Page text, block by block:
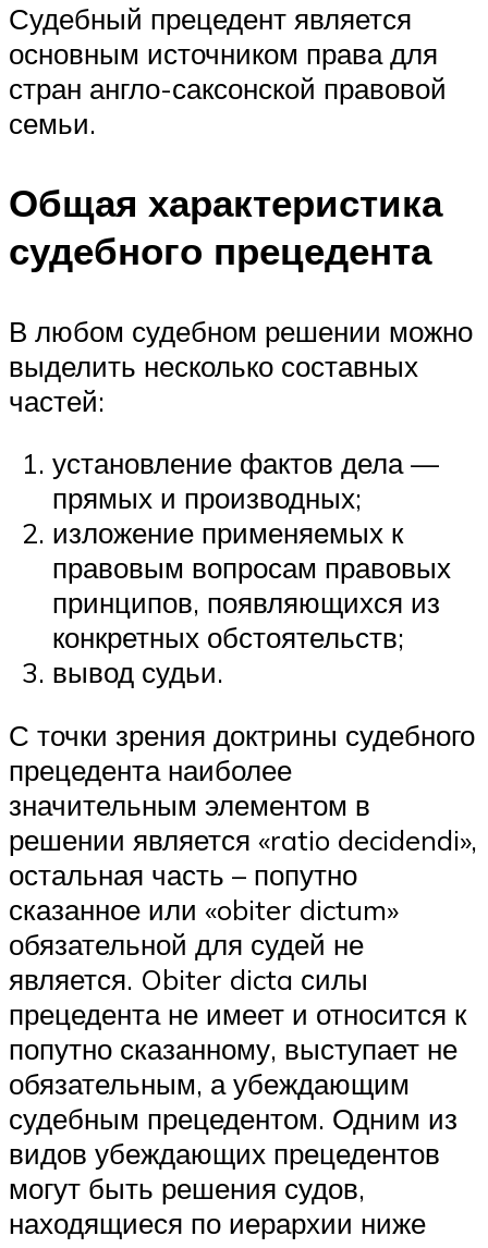
Судебный прецедент является
основным источником права для
стран англо-саксонской правовой
семьи.
Общая характеристика
судебного прецедента
В любом судебном решении можно
выделить несколько составных
частей:
установление фактов дела —
прямых и производных;
изложение применяемых к
правовым вопросам правовых
принципов, появляющихся из
конкретных обстоятельств;
вывод судьи.
С точки зрения доктрины судебного
прецедента наиболее
значительным элементом в
решении является «ratio decidendi»,
остальная часть – попутно
сказанное или «obiter dictum»
обязательной для судей не
является. Obiter dicta силы
прецедента не имеет и относится к
попутно сказанному, выступает не
обязательным, а убеждающим
судебным прецедентом. Одним из
видов убеждающих прецедентов
могут быть решения судов,
находящиеся по иерархии ниже